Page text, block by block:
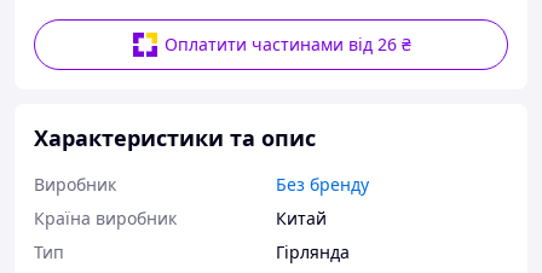
Оплатити частинами від 26 ₴
Характеристики та опис
Виробник
Без бренду
Країна виробник
Китай
Тип
Гірлянда